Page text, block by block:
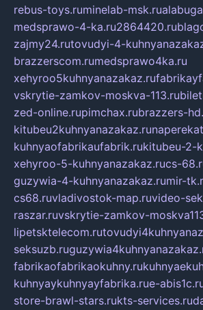
rebus-toys.ruminelab-msk.ru
medsprawo-4-ka.ru2864420.ru
zajmy24.rutovudyi-4-
brazzerscom.rumedsprawo4ka.ru
xehyroo5kuhnyanazakaz.ru
vskrytie-zamkov-moskva-113.ru
zed-online.rupimchax.rubrazzers-
kitubeu2kuhnyanazakaz.ru
kuhnyaofabrikaufabrik.rukitubeu-2-
xehyroo-5-kuhnyanazakaz.rucs-
guzywia-4-kuhnyanazakaz.rumir-
cs68.ruvladivostok-map.ruvideo-
raszar.ruvskrytie-zamkov-
lipetsktelecom.ru
seksuzb.ru
fabrikaofabrikaokuhny.ru
kuhnyaykuhnyayfabrika.rue-
store-brawl-stars.rukts-services.ru